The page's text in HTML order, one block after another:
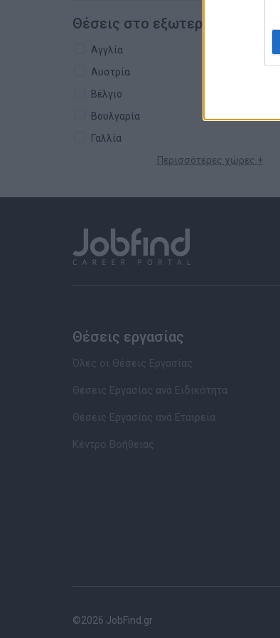
Θέσεις στο εξωτερικό
Αγγλία
Αυστρία
Βέλγιο
Βουλγαρία
Γαλλία
Περισσότερες χώρες +
Θέσεις εργασίας
Όλες οι Θέσεις Εργασίας
Θέσεις Εργασίας ανά Ειδικότητα
Θέσεις Εργασίας ανά Εταιρεία
Κέντρο Βοήθειας
©2026 JobFind.gr